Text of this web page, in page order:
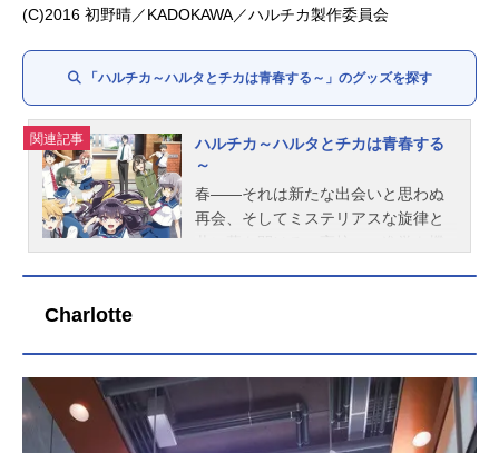
朝比奈紗恵：宮島えみ
(C)2016 初野晴／KADOKAWA／ハルチカ製作委員会
「ハルチカ～ハルタとチカは青春する～」のグッズを探す
関連記事
ハルチカ～ハルタとチカは青春する
～
春――それは新たな出会いと思わぬ
再会、そしてミステリアスな旋律と
ルタ）との再会に廃部寸前の吹奏楽
部と、チカの青春は思いもよらない
方向へ……。部員集めに翻弄する
Charlotte